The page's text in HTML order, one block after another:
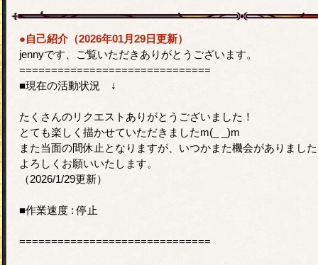
●自己紹介（2026年01月29日更新）
jennyです、ご覧いただきありがとうございます。
==============================
■現在の活動状況 ↓
たくさんのリクエストありがとうございました！
とても楽しく描かせていただきましたm(_ _)m
また当面の間休止となりますが、いつかまた機会がありまし
よろしくお願いいたします。
（2026/1/29更新）
■作業速度 : 停止
==============================